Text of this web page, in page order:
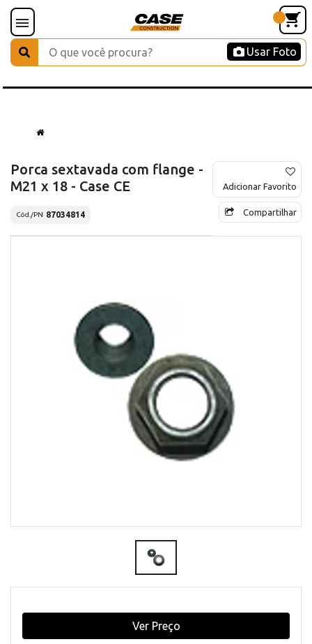
Usar Foto
Porca sextavada com flange -
M21 x 18 - Case CE
Cód./PN 87034814
Adicionar Favorito
Compartilhar
Ver Preço